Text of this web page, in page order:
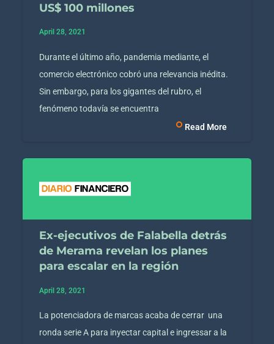
US$ 100 millones
April 28, 2021
Durante el último año, pandemia mediante, el
comercio electrónico cobró una relevancia inédita.
Sin embargo, para los gigantes del rubro, el
fenómeno todavía se encuentra
Read More
Ex-ejecutivos de Falabella detrás
de Merama revelan los planes
para escalar en la región
April 28, 2021
La potenciadora de marcas acaba de cerrar una
ronda serie A para inyectar capital e ingressar a la